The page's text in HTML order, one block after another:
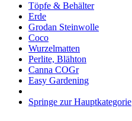
Töpfe & Behälter
Erde
Grodan Steinwolle
Coco
Wurzelmatten
Perlite, Blähton
Canna COGr
Easy Gardening
Springe zur Hauptkategorie